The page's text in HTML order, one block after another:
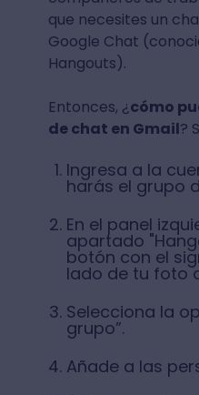
que necesites un
Google Chat
Hangouts).
Entonces, ¿cómo
de chat en Gmail?
Ingresa a la
harás el grupo
En el panel
apartado
botón con el
lado de tu foto
Selecciona la
grupo”.
Añade a las